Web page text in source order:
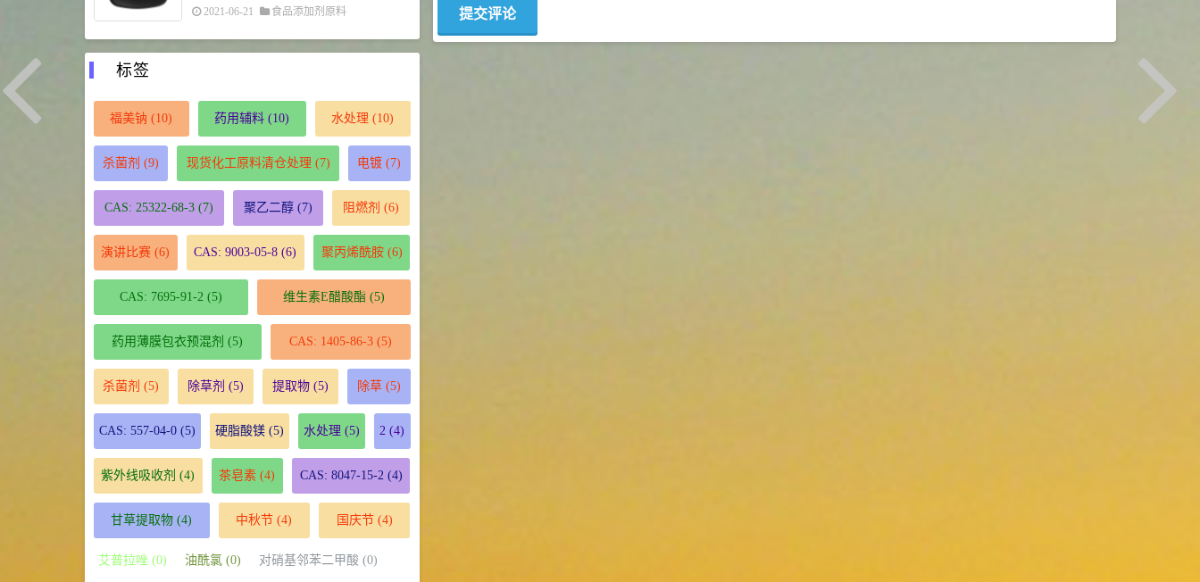
2021-06-21 食品添加剂原料
标签
福美钠 (10) 药用辅料 (10) 水处理 (10)
杀菌剂 (9) 现货化工原料清仓处理 (7) 电镀 (7)
CAS: 25322-68-3(7) 聚乙二醇(7) 阻燃剂 (6)
演讲比赛 (6) CAS: 9003-05-8 (6) 聚丙烯酰胺(6)
CAS: 7695-91-2 (5) 维生素E醋酸酯(5)
药用薄膜包衣预混剂 (5) CAS: 1405-86-3(5)
杀菌剂 (5) 除草剂 (5) 提取物(5) 除草(5)
CAS: 557-04-0(5) 硬脂酸镁(5) 水处理 (5) 2 (4)
紫外线吸收剂 (4) 茶皂素 (4) CAS: 8047-15-2 (4)
甘草提取物 (4) 中秋节 (4) 国庆节(4)
艾普拉唑 (0) 油酰氯 (0) 对硝基邻苯二甲酸 (0)